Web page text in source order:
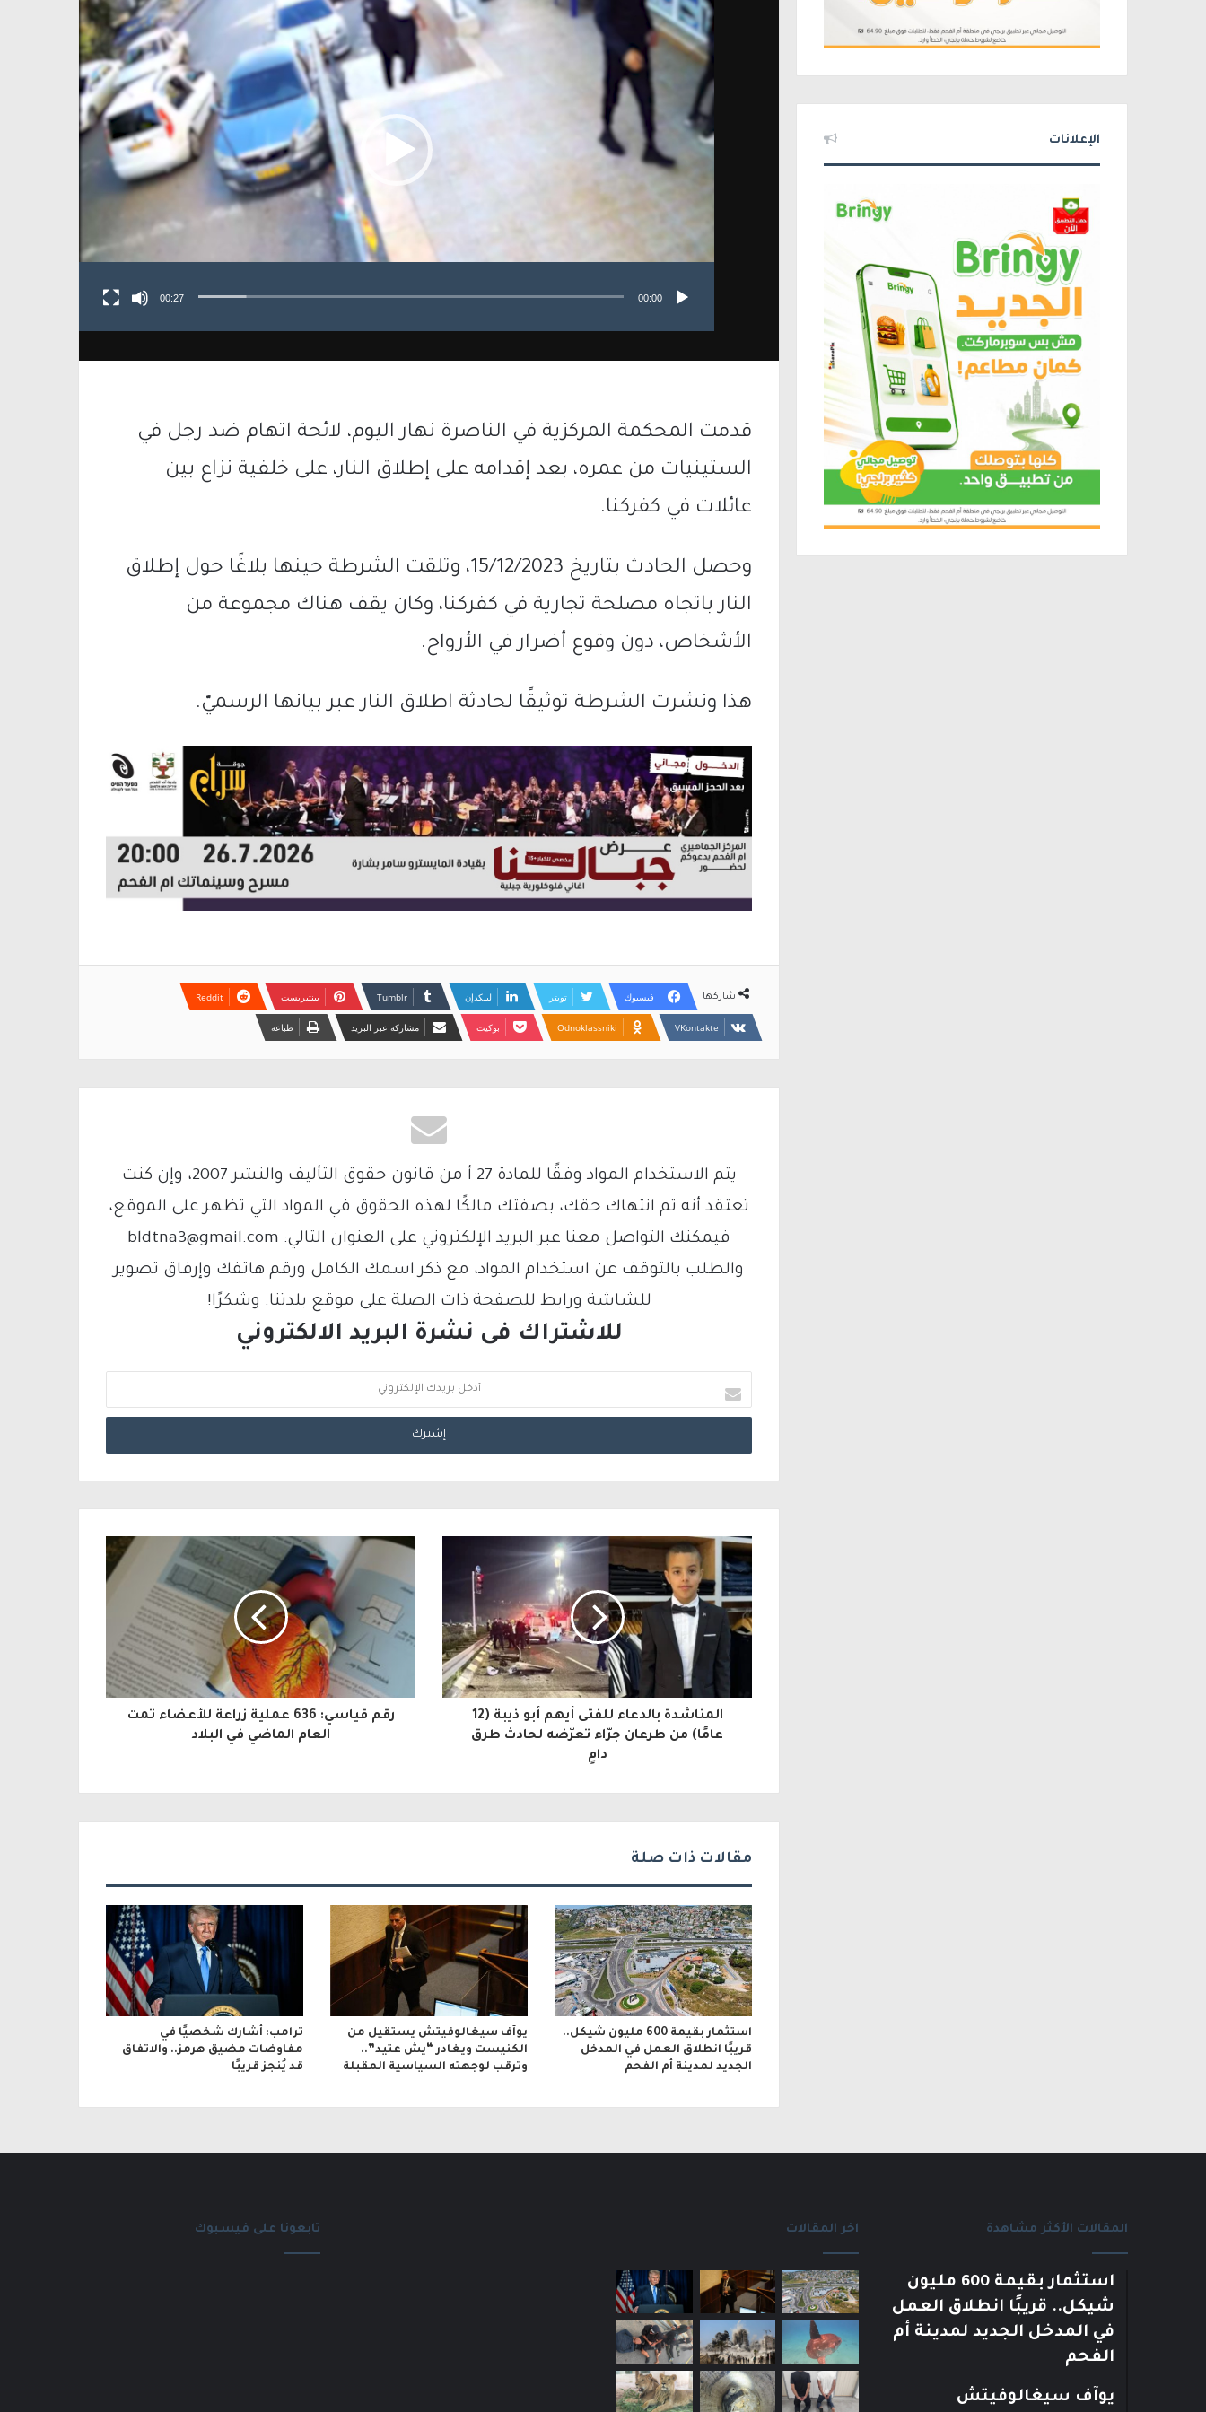
00:00
00:27
قدمت المحكمة المركزية في الناصرة نهار اليوم، لائحة اتهام ضد رجل في
الستينيات من عمره، بعد إقدامه على إطلاق النار، على خلفية نزاع بين
عائلات في كفركنا.
وحصل الحادث بتاريخ 15/12/2023، وتلقت الشرطة حينها بلاغًا حول إطلاق
النار باتجاه مصلحة تجارية في كفركنا، وكان يقف هناك مجموعة من
الأشخاص، دون وقوع أضرار في الأرواح.
هذا ونشرت الشرطة توثيقًا لحادثة اطلاق النار عبر بيانها الرسميّ.
شاركها فيسبوك تويتر لينكدإن بينتيريست
Odnoklassniki بوكيت مشاركة عبر البريد طباعة
يتم الاستخدام المواد وفقًا للمادة 27 أ من قانون حقوق التأليف والنشر 2007، وإن كنت
تعتقد أنه تم انتهاك حقك، بصفتك مالكًا لهذه الحقوق في المواد التي تظهر على الموقع،
فيمكنك التواصل معنا عبر البريد الإلكتروني على العنوان التالي: bldtna3@gmail.com
والطلب بالتوقف عن استخدام المواد، مع ذكر اسمك الكامل ورقم هاتفك وإرفاق تصوير
للشاشة ورابط للصفحة ذات الصلة على موقع بلدتنا. وشكرًا!
للاشتراك فى نشرة البريد الالكتروني
د
خ
ل
ب
ر
ي
د
ك
ل
ك
ت
ر
و
ن
ي
المناشدة بالدعاء للفتى أيهم أبو ذيبة (12
عامًا) من طرعان جرّاء تعرّضه لحادث طرق
دامٍ
رقم قياسي: 636 عملية زراعة للأعضاء تمت
العام الماضي في البلاد
مقالات ذات صلة
استثمار بقيمة 600 مليون شيكل..
قريبًا انطلاق العمل في المدخل
الجديد لمدينة أم الفحم
يوآف سيغالوفيتش يستقيل من
الكنيست ويغادر “يش عتيد”..
وترقب لوجهته السياسية المقبلة
ترامب: أشارك شخصيًا في
مفاوضات مضيق هرمز.. والاتفاق
قد يُنجز قريبًا
الإعلانات
المقالات الأكثر مشاهدة
استثمار بقيمة 600 مليون
شيكل.. قريبًا انطلاق العمل
في المدخل الجديد لمدينة أم
الفحم
يوآف سيغالوفيتش
اخر المقالات تابعونا على فيسبوك